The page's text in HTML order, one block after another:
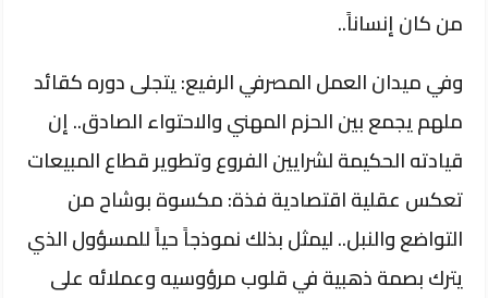
من كان إنساناً..
​وفي ميدان العمل المصرفي الرفيع: يتجلى دوره كقائد
ملهم يجمع بين الحزم المهني والاحتواء الصادق.. إن
قيادته الحكيمة لشرايين الفروع وتطوير قطاع المبيعات
تعكس عقلية اقتصادية فذة: مكسوة بوشاح من
التواضع والنبل.. ليمثل بذلك نموذجاً حياً للمسؤول الذي
يترك بصمة ذهبية في قلوب مرؤوسيه وعملائه على